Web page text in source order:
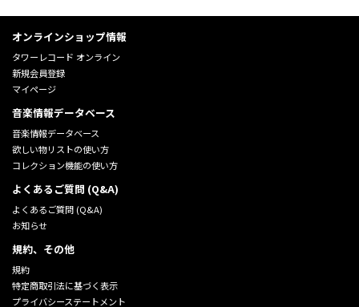
オンラインショップ情報
タワーレコード オンライン
新規会員登録
マイページ
音楽情報データベース
音楽情報データベース
欲しい物リストの使い方
コレクション機能の使い方
よくあるご質問 (Q&A)
よくあるご質問 (Q&A)
お知らせ
規約、その他
規約
特定商取引法に基づく表示
プライバシーステートメント